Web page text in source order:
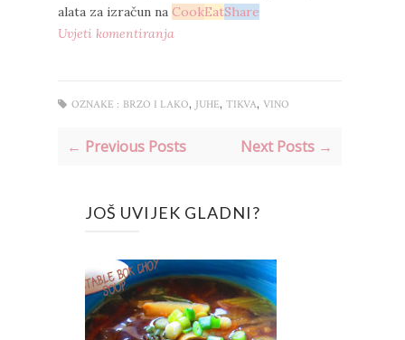
alata za izračun na CookEatShare
Uvjeti komentiranja
OZNAKE : BRZO I LAKO, JUHE, TIKVA, VINO
← Previous Posts Next Posts →
JOŠ UVIJEK GLADNI?